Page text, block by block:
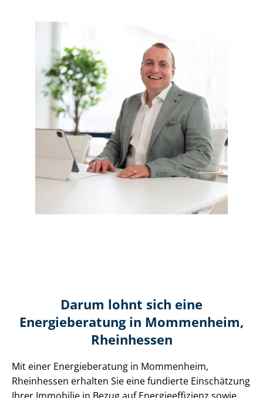
Darum lohnt sich eine
Energieberatung in Mommenheim,
Rheinhessen
Mit einer Energieberatung in Mommenheim,
Rheinhessen erhalten Sie eine fundierte Einschätzung